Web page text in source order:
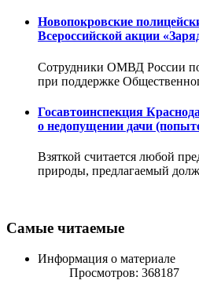
Новопокровские
Всероссийской акции
Сотрудники ОМВД России
при поддержке
Госавтоинспекция
о недопущении дачи
Взяткой считается любой
природы, предлагаемый
Самые читаемые
Информация о материале
Просмотров: 368187